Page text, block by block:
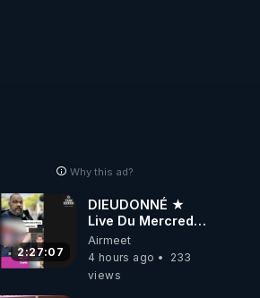
Why this ad?
2:27:07
DIEUDONNÉ ★
Live Du Mercredi
5 Août 2026
Airmeet
4 hours ago
233
views